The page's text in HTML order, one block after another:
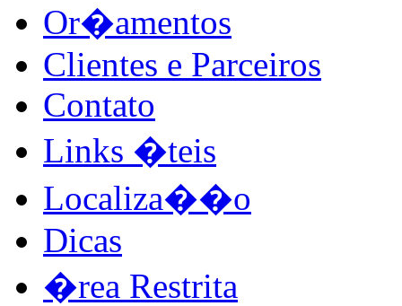
Or�amentos
Clientes e Parceiros
Contato
Links �teis
Localiza��o
Dicas
�rea Restrita